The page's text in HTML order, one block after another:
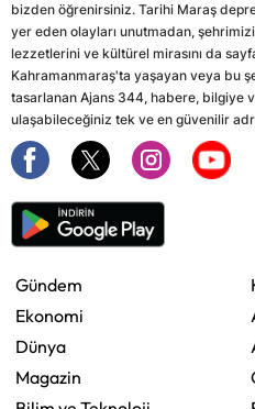
bizden öğrenirsiniz. Tarihi Maraş
yer eden olayları unutmadan,
lezzetlerini ve kültürel mirasını da
Kahramanmaraş'ta yaşayan veya bu
tasarlanan Ajans 344, habere, bilgiye
ulaşabileceğiniz tek ve en güvenilir
Gündem
Ekonomi
Dünya
Magazin